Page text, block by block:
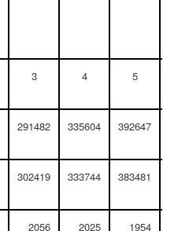
3 4 5
291482 335604 392647
302419 333744 383481
2056 2025 1954